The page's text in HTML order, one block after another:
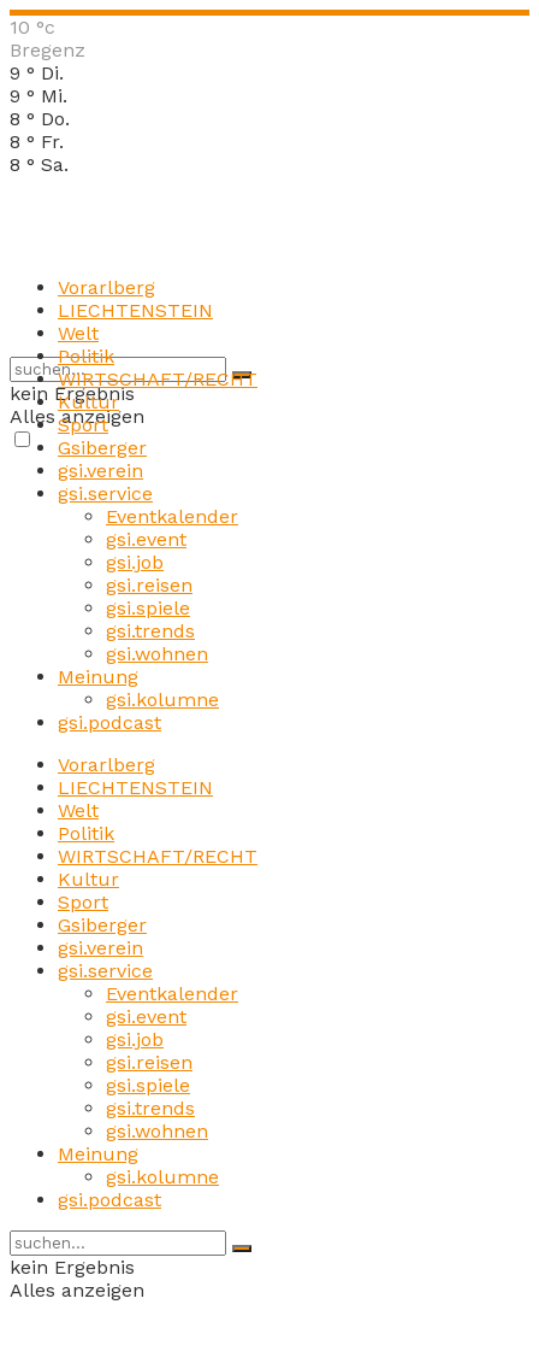
10 °c
Bregenz
9 ° Di.
9 ° Mi.
8 ° Do.
8 ° Fr.
8 ° Sa.
kein Ergebnis
Alles anzeigen
Vorarlberg
LIECHTENSTEIN
Welt
Politik
WIRTSCHAFT/RECHT
Kultur
Sport
Gsiberger
gsi.verein
gsi.service
Eventkalender
gsi.event
gsi.job
gsi.reisen
gsi.spiele
gsi.trends
gsi.wohnen
Meinung
gsi.kolumne
gsi.podcast
Vorarlberg
LIECHTENSTEIN
Welt
Politik
WIRTSCHAFT/RECHT
Kultur
Sport
Gsiberger
gsi.verein
gsi.service
Eventkalender
gsi.event
gsi.job
gsi.reisen
gsi.spiele
gsi.trends
gsi.wohnen
Meinung
gsi.kolumne
gsi.podcast
kein Ergebnis
Alles anzeigen